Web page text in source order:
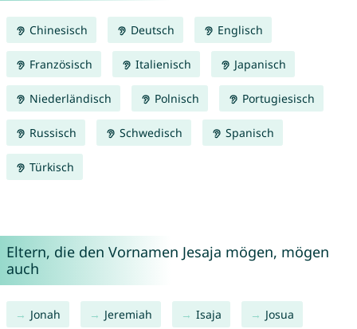
Chinesisch Deutsch Englisch
Französisch Italienisch Japanisch
Niederländisch Polnisch Portugiesisch
Russisch Schwedisch Spanisch
Türkisch
Eltern, die den Vornamen Jesaja mögen, mögen
auch
Jonah Jeremiah Isaja Josua